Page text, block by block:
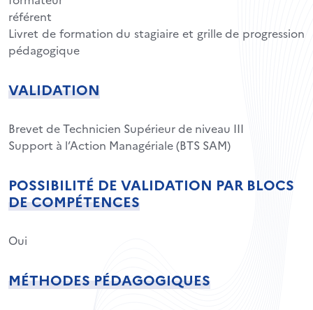
référent
Livret de formation du stagiaire et grille de progression
pédagogique
VALIDATION
Brevet de Technicien Supérieur de niveau III
Support à l’Action Managériale (BTS SAM)
POSSIBILITÉ DE VALIDATION PAR BLOCS
DE COMPÉTENCES
Oui
MÉTHODES PÉDAGOGIQUES